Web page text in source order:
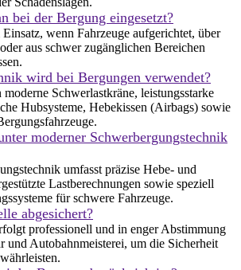
bei der Bergung eingesetzt?
wenn Fahrzeuge aufgerichtet, über
aus schwer zugänglichen Bereichen
wird bei Bergungen verwendet?
Schwerlastkräne, leistungsstarke
Hubsysteme, Hebekissen (Airbags) sowie
moderner Schwerbergungstechnik
umfasst präzise Hebe- und
Lastberechnungen sowie speziell
für schwere Fahrzeuge.
abgesichert?
professionell und in enger Abstimmung
und Autobahnmeisterei, um die Sicherheit